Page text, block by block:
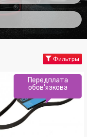
Фильтры
Передплата
обов'язкова